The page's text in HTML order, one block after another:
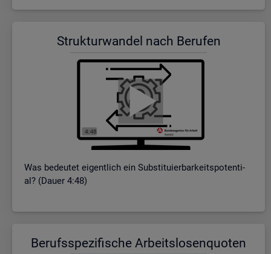
Struk­tur­wan­del nach Be­ru­fen
Was be­deu­tet ei­gent­lich ein Sub­sti­tu­ier­bar­keits­po­ten­ti­
al? (Dauer 4:48)
Be­rufs­spe­zi­fi­sche Ar­beits­lo­sen­quo­ten